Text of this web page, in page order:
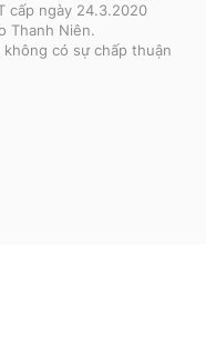
cấp ngày 24.3.2020
Thanh Niên.
có sự chấp thuận